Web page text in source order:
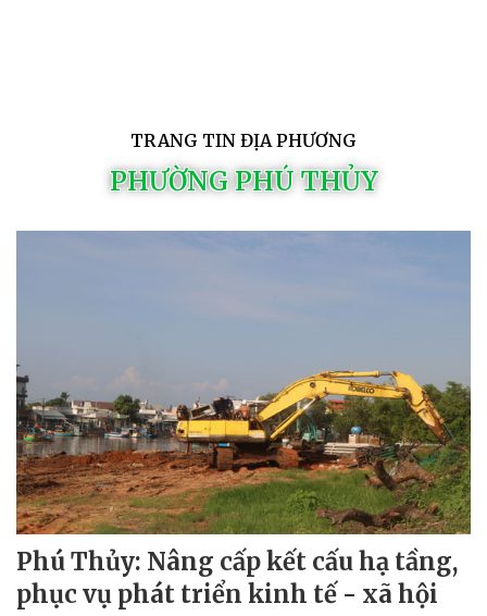
TRANG TIN ĐỊA PHƯƠNG
PHƯỜNG PHÚ THỦY
Phú Thủy: Nâng cấp kết cấu hạ tầng,
phục vụ phát triển kinh tế - xã hội